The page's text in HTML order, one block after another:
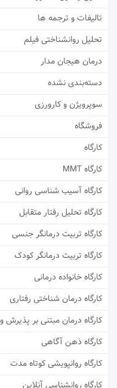
تالیفات و ترجمه ها
تحلیل روانشناختی فیلم
درمان هیجان مدار
دسته‌بندی نشده
سوپرویژن و کارورزی
فروشگاه
کارگاه
کارگاه MMT
کارگاه آسیب شناسی روانی
کارگاه تحلیل رفتار متقابل
کارگاه تربیت درمانگر جنسی
کارگاه تربیت درمانگر کودک
کارگاه خانواده درمانی
کارگاه درمان شناختی رفتاری
کارگاه درمان مبتنی بر پذیرش
کارگاه ذهن آگاهی
کارگاه روانپویشی کوتاه مدت
کارگاه روانشناسی آنلاین